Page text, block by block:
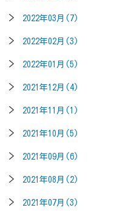
2022年03月(7)
2022年02月(3)
2022年01月(5)
2021年12月(4)
2021年11月(1)
2021年10月(5)
2021年09月(6)
2021年08月(2)
2021年07月(3)